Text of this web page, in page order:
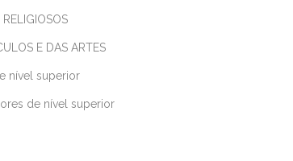
E DAS ARTES
nível superior
de nível superior